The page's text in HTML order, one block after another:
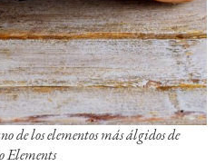
de los elementos más álgidos de
Elements